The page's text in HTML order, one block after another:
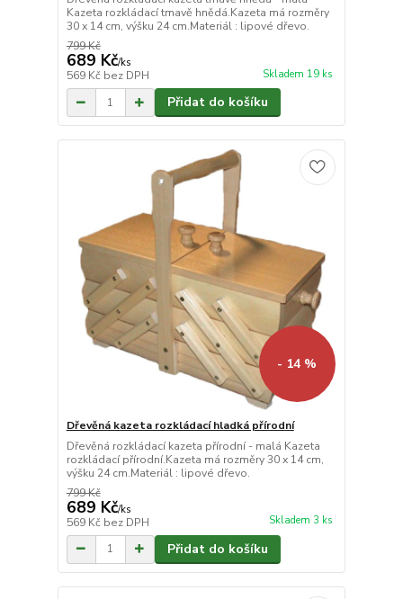
Kazeta rozkládací tmavě hnědá.Kazeta má rozměry
30 x 14 cm, výšku 24 cm.Materiál : lipové dřevo.
799 Kč
689 Kč/ks
569 Kč bez DPH Skladem 19 ks
Přidat do košíku
- 14 %
Dřevěná kazeta rozkládací hladká přírodní
Dřevěná rozkládací kazeta přírodní - malá Kazeta
rozkládací přírodní.Kazeta má rozměry 30 x 14 cm,
výšku 24 cm.Materiál : lipové dřevo.
799 Kč
689 Kč/ks
569 Kč bez DPH Skladem 3 ks
Přidat do košíku